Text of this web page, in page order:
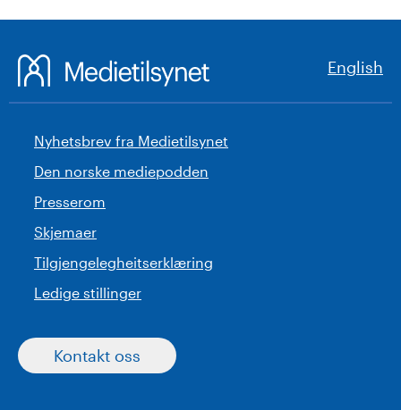
English
Nyhetsbrev fra Medietilsynet
Den norske mediepodden
Presserom
Skjemaer
Tilgjengelegheitserklæring
Ledige stillinger
Kontakt oss